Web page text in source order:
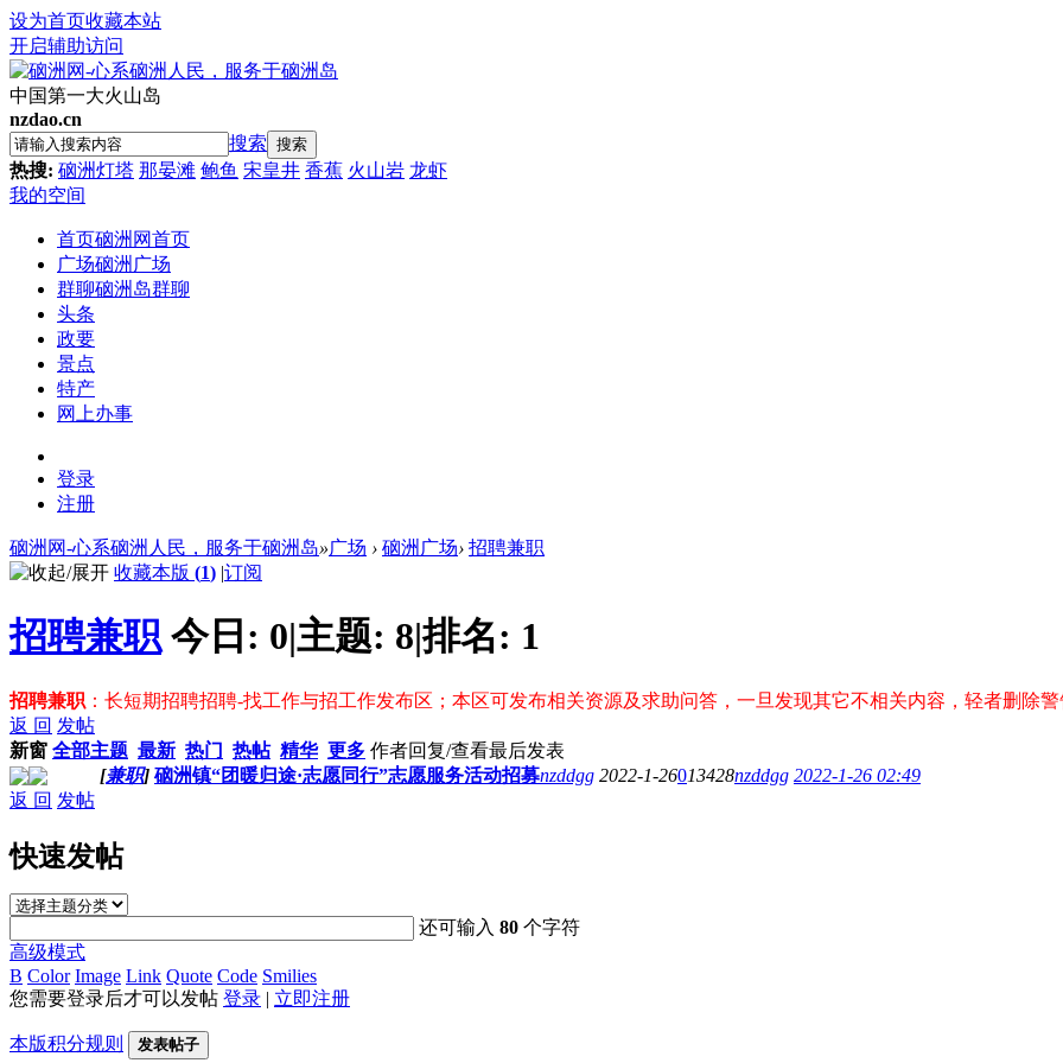
设为首页收藏本站
开启辅助访问
中国第一大火山岛
nzdao.cn
搜索 搜索
热搜: 硇洲灯塔 那晏滩 鲍鱼 宋皇井 香蕉 火山岩 龙虾
我的空间
首页硇洲网首页
广场硇洲广场
群聊硇洲岛群聊
头条
政要
景点
特产
网上办事
登录
注册
硇洲网-心系硇洲人民，服务于硇洲岛»广场 › 硇洲广场› 招聘兼职
收藏本版 (1) |订阅
招聘兼职 今日: 0|主题: 8|排名: 1
招聘兼职 ：长短期招聘招聘-找工作与招工作发布区；本区可发布相关资源及求助问答，一旦发现其它不相关内容，轻者删除警
返 回 发帖
新窗 全部主题 最新 热门 热帖 精华 更多 作者回复/查看最后发表
[兼职] 硇洲镇“团暖归途·志愿同行”志愿服务活动招募nzddgg 2022-1-26013428nzddgg 2022-1-26 02:49
返 回 发帖
快速发帖
还可输入80 个字符
高级模式
B Color Image Link Quote Code Smilies
您需要登录后才可以发帖 登录 | 立即注册
本版积分规则 发表帖子